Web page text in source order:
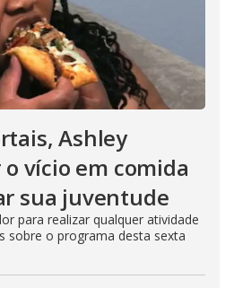
Ashley
vício em comida
sua juventude
para realizar qualquer atividade
sobre o programa desta sexta